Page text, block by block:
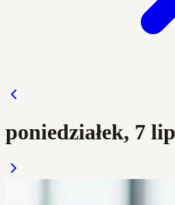
poniedziałek, 7